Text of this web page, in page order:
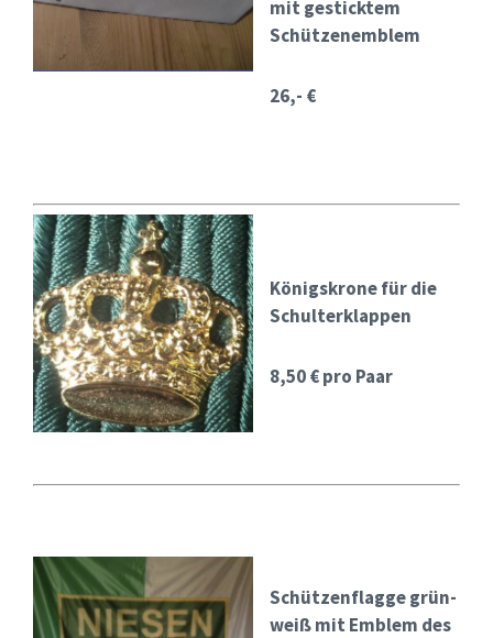
mit gesticktem
Schützenemblem
26,- €
Königskrone für die
Schulterklappen
8,50 € pro Paar
Schützenflagge grün-
weiß mit Emblem des